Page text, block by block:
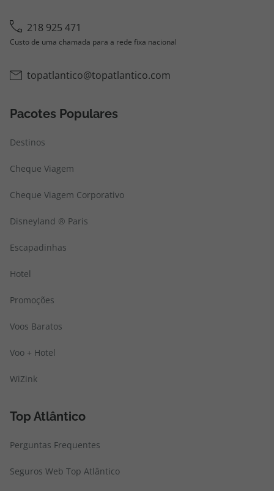
218 925 471
Custo de uma chamada para a rede fixa nacional
topatlantico@topatlantico.com
Pacotes Populares
Destinos
Cheque Viagem
Cheque Viagem Corporativo
Disneyland ® Paris
Escapadinhas
Hotel
Promoções
Voos Baratos
Voo + Hotel
WiZink
Top Atlântico
Perguntas Frequentes
Seguros Web Top Atlântico